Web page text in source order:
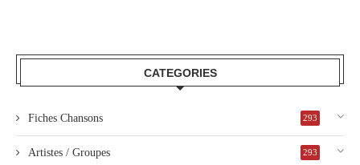
CATEGORIES
Fiches Chansons 293
Artistes / Groupes 293